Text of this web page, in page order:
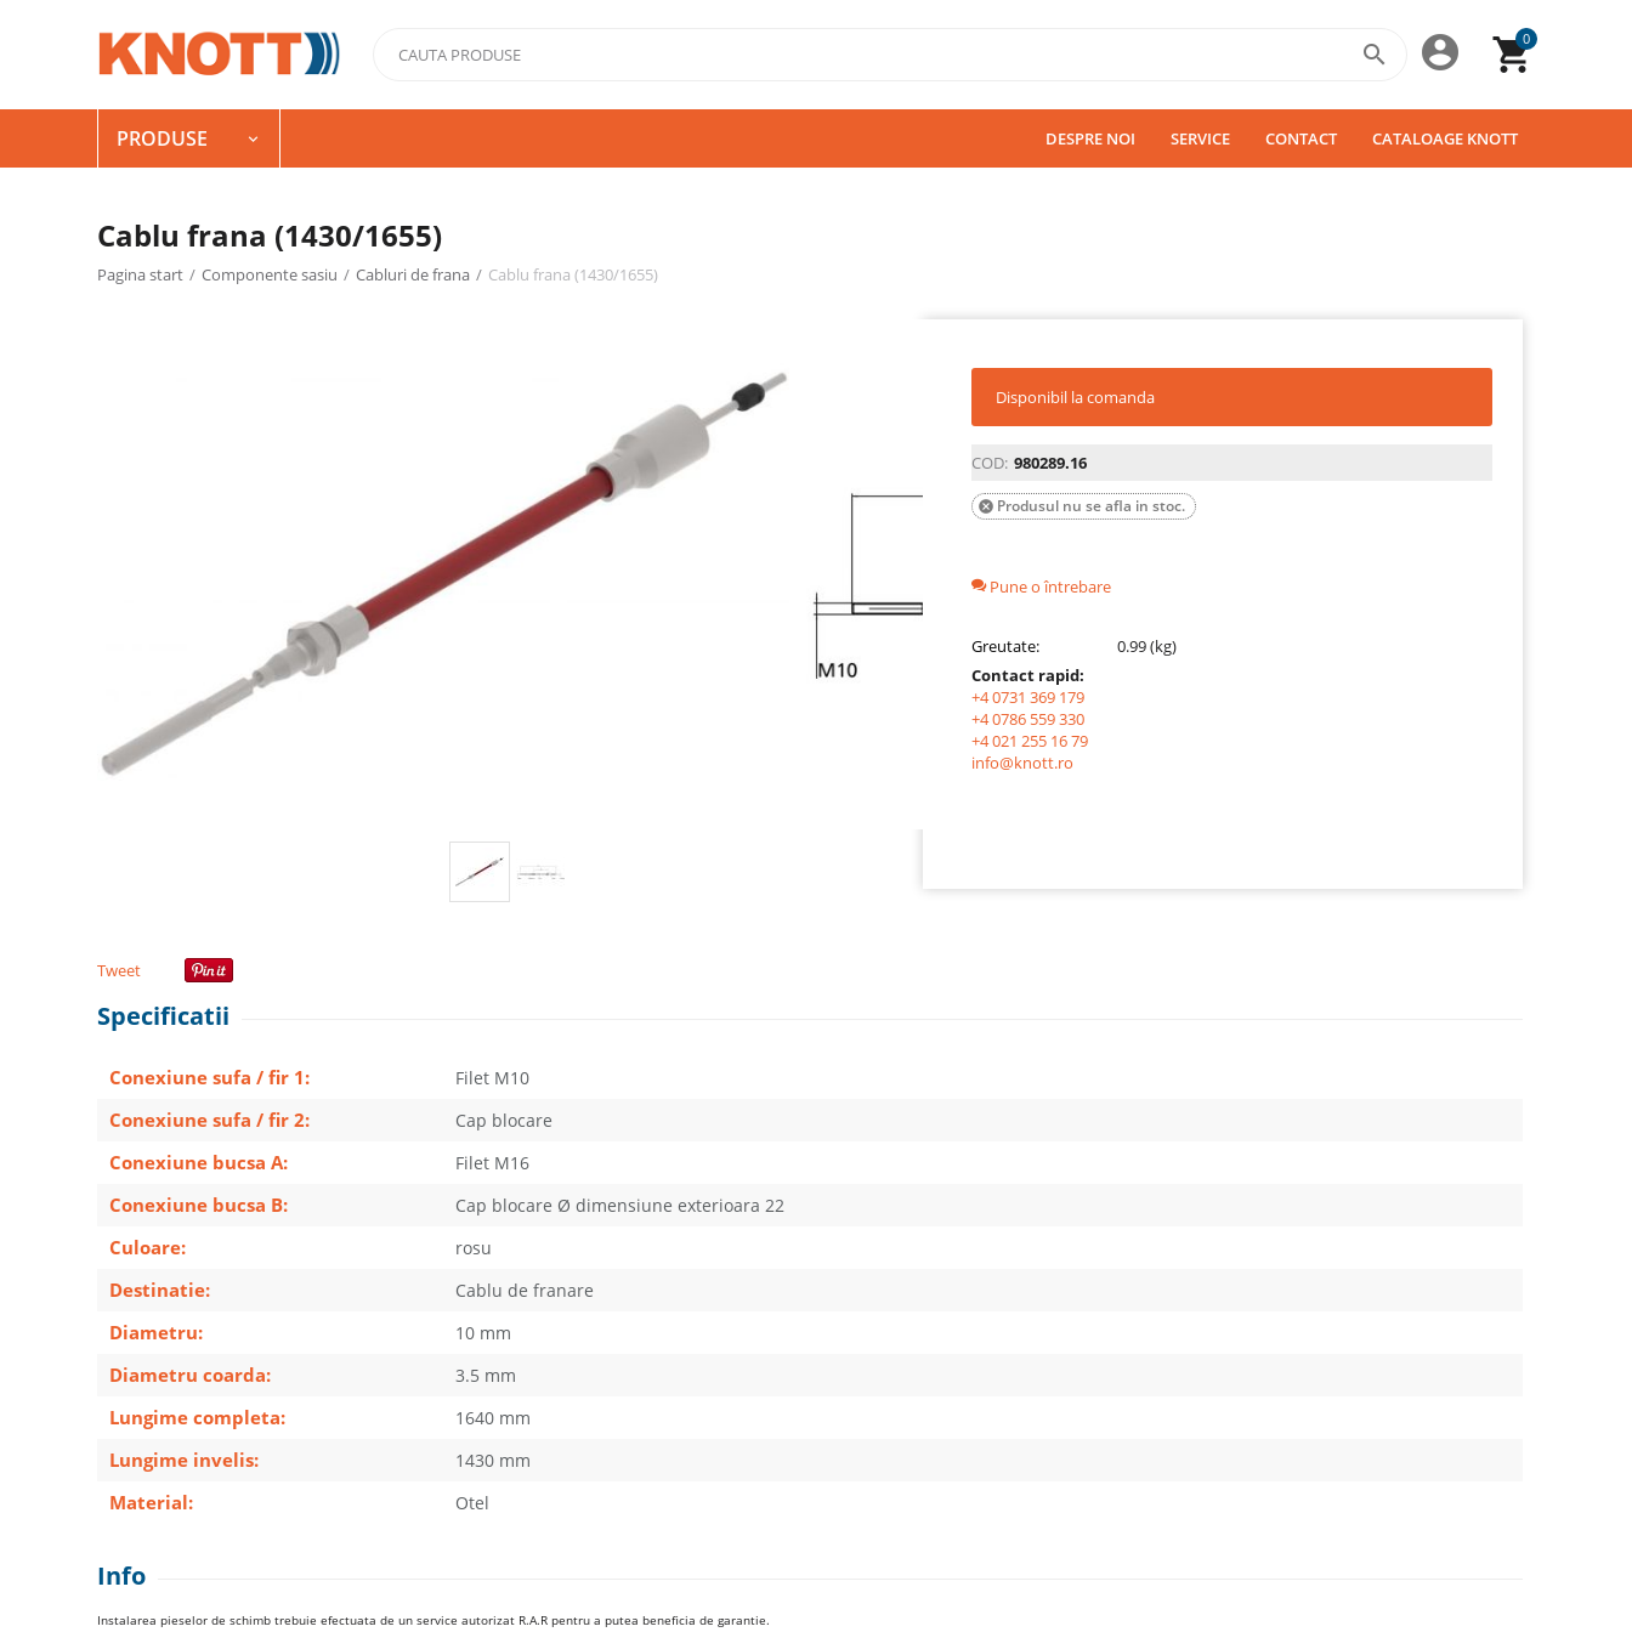
0



PRODUSE  DESPRE NOI SERVICE CONTACT CATALOAGE KNOTT
Cablu frana (1430/1655)
Pagina start / Componente sasiu / Cabluri de frana / Cablu frana (1430/1655)
Disponibil la comanda
COD: 980289.16
Produsul nu se afla in stoc.

Pune o întrebare
Greutate:
0.99 (kg)
Contact rapid:
+4 0731 369 179
+4 0786 559 330
+4 021 255 16 79
info@knott.ro
Tweet
Specificatii
Conexiune sufa / fir 1: Filet M10
Conexiune sufa / fir 2: Cap blocare
Conexiune bucsa A: Filet M16
Conexiune bucsa B: Cap blocare Ø dimensiune exterioara 22
Culoare: rosu
Destinatie: Cablu de franare
Diametru: 10 mm
Diametru coarda: 3.5 mm
Lungime completa: 1640 mm
Lungime invelis: 1430 mm
Material: Otel
Info
Instalarea pieselor de schimb trebuie efectuata de un service autorizat R.A.R pentru a putea beneficia de garantie.